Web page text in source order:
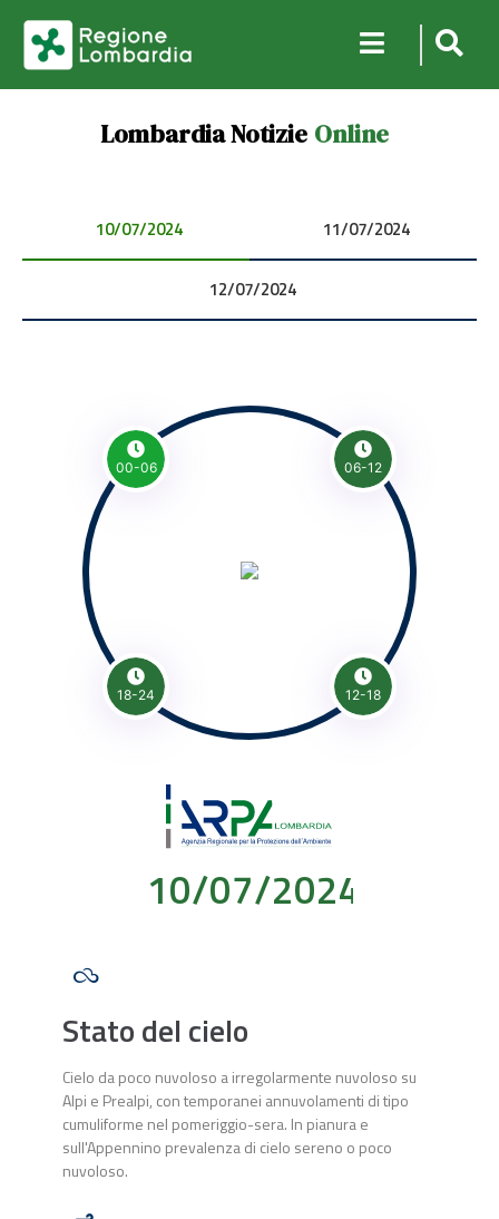
Lombardia Notizie Online
10/07/2024 00:00:00 11/07/2024 00:00:00
12/07/2024 00:00:00
00-06 06-12
18-24 12-18
10/07/2024
Stato del cielo
Cielo da poco nuvoloso a irregolarmente nuvoloso su
Alpi e Prealpi, con temporanei annuvolamenti di tipo
cumuliforme nel pomeriggio-sera. In pianura e
sull'Appennino prevalenza di cielo sereno o poco
nuvoloso.